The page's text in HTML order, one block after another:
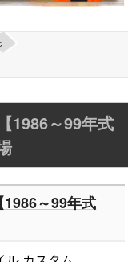
1986～99年式
～99年式